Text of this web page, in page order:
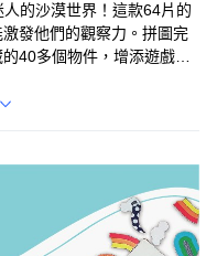
的沙漠世界！這款64片的
發他們的觀察力。拼圖完
40多個物件，增添遊戲的